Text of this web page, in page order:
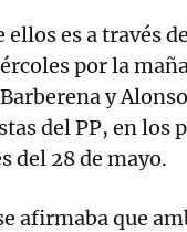
ellos es a través
por la
y
del PP, en los
del 28 de mayo.
afirmaba que